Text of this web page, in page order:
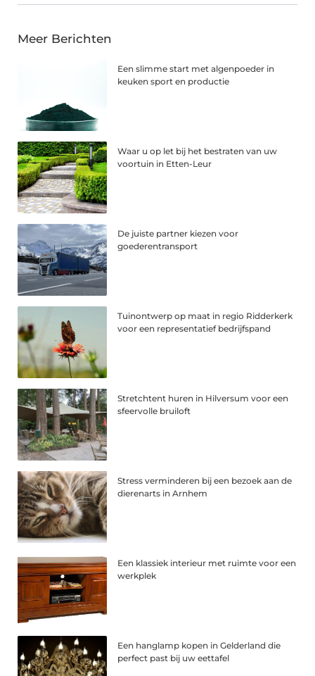
Meer Berichten
Een slimme start met algenpoeder in
keuken sport en productie
Waar u op let bij het bestraten van uw
voortuin in Etten-Leur
De juiste partner kiezen voor
goederentransport
Tuinontwerp op maat in regio Ridderkerk
voor een representatief bedrijfspand
Stretchtent huren in Hilversum voor een
sfeervolle bruiloft
Stress verminderen bij een bezoek aan de
dierenarts in Arnhem
Een klassiek interieur met ruimte voor een
werkplek
Een hanglamp kopen in Gelderland die
perfect past bij uw eettafel